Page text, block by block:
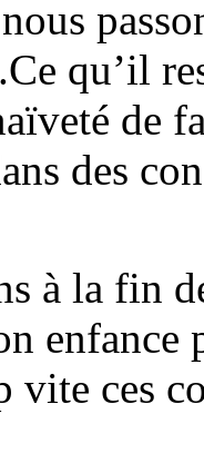
qu’il
de
des
à la fin
ces